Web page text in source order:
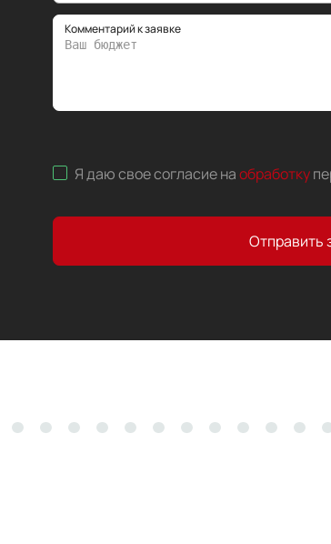
Комментарий к заявке
Я даю свое согласие наобработку
Отправить